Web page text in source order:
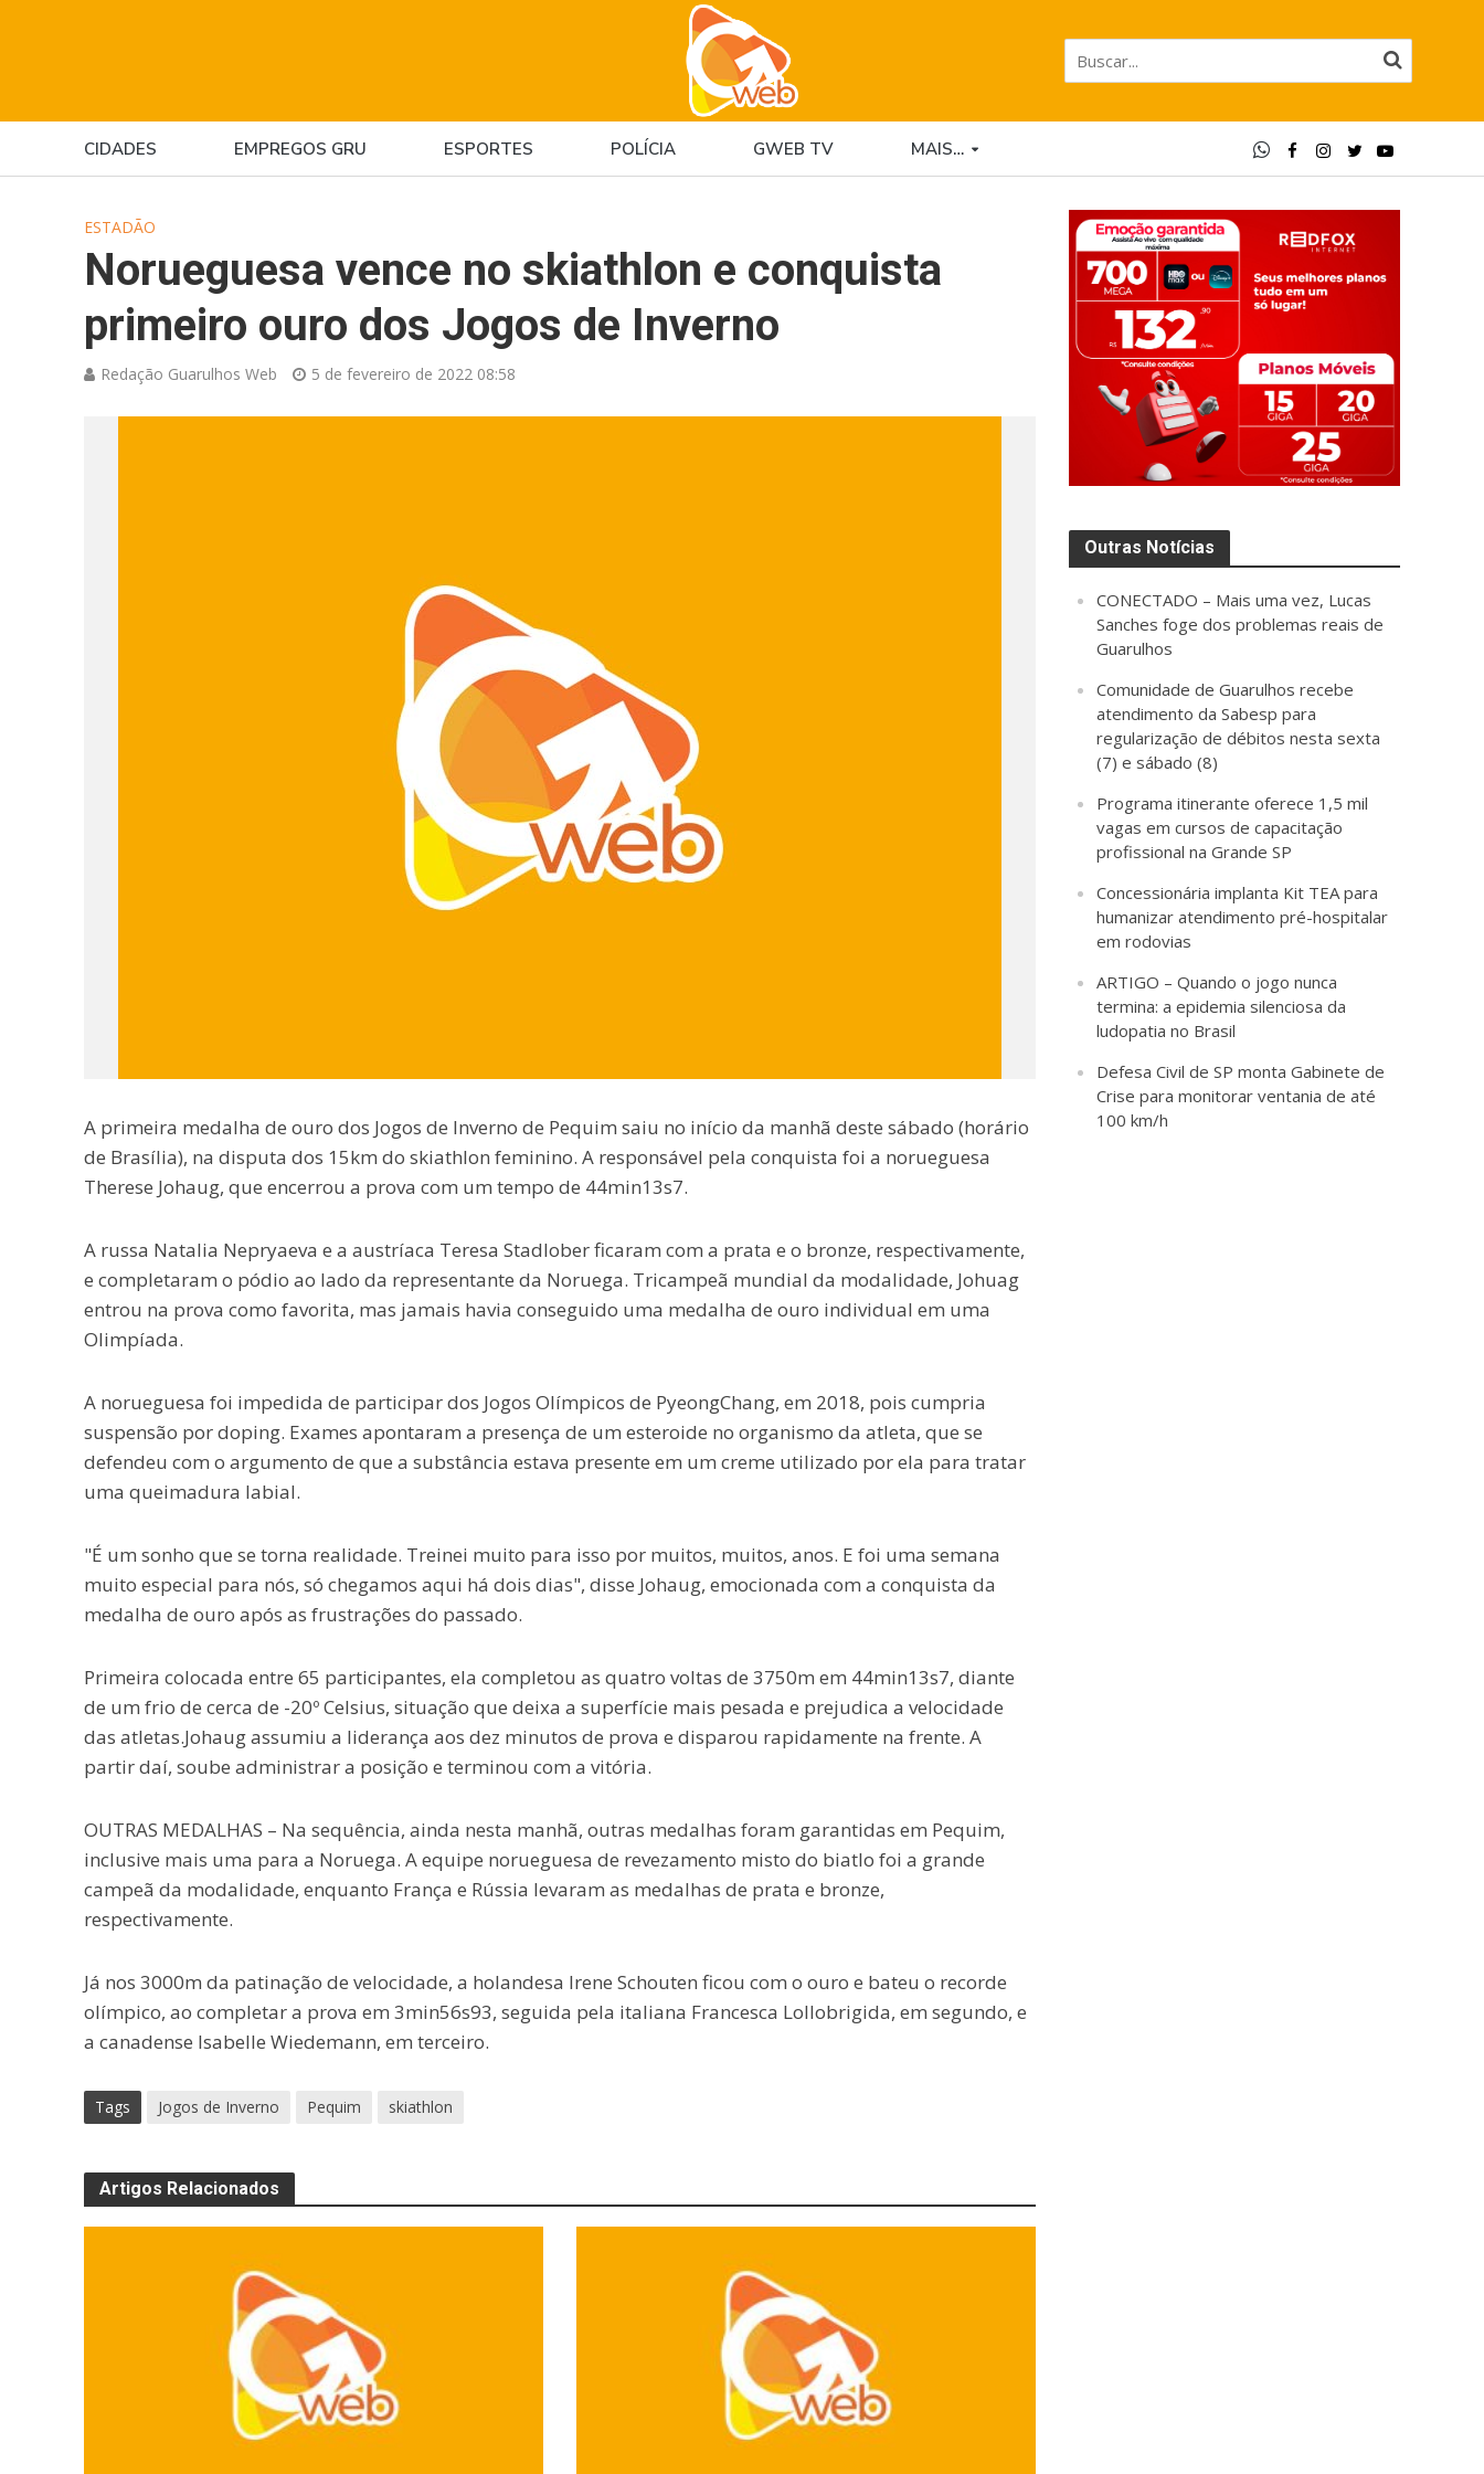
CIDADES EMPREGOS GRU ESPORTES POLÍCIA GWEB TV MAIS…
ESTADÃO
Norueguesa vence no skiathlon e conquista
primeiro ouro dos Jogos de Inverno
Redação Guarulhos Web 5 de fevereiro de 2022 08:58
A primeira medalha de ouro dos Jogos de Inverno de Pequim saiu no início da manhã deste sábado (horário
de Brasília), na disputa dos 15km do skiathlon feminino. A responsável pela conquista foi a norueguesa
Therese Johaug, que encerrou a prova com um tempo de 44min13s7.
A russa Natalia Nepryaeva e a austríaca Teresa Stadlober ficaram com a prata e o bronze, respectivamente,
e completaram o pódio ao lado da representante da Noruega. Tricampeã mundial da modalidade, Johuag
entrou na prova como favorita, mas jamais havia conseguido uma medalha de ouro individual em uma
Olimpíada.
A norueguesa foi impedida de participar dos Jogos Olímpicos de PyeongChang, em 2018, pois cumpria
suspensão por doping. Exames apontaram a presença de um esteroide no organismo da atleta, que se
defendeu com o argumento de que a substância estava presente em um creme utilizado por ela para tratar
uma queimadura labial.
"É um sonho que se torna realidade. Treinei muito para isso por muitos, muitos, anos. E foi uma semana
muito especial para nós, só chegamos aqui há dois dias", disse Johaug, emocionada com a conquista da
medalha de ouro após as frustrações do passado.
Primeira colocada entre 65 participantes, ela completou as quatro voltas de 3750m em 44min13s7, diante
de um frio de cerca de -20º Celsius, situação que deixa a superfície mais pesada e prejudica a velocidade
das atletas.Johaug assumiu a liderança aos dez minutos de prova e disparou rapidamente na frente. A
partir daí, soube administrar a posição e terminou com a vitória.
OUTRAS MEDALHAS – Na sequência, ainda nesta manhã, outras medalhas foram garantidas em Pequim,
inclusive mais uma para a Noruega. A equipe norueguesa de revezamento misto do biatlo foi a grande
campeã da modalidade, enquanto França e Rússia levaram as medalhas de prata e bronze,
respectivamente.
Já nos 3000m da patinação de velocidade, a holandesa Irene Schouten ficou com o ouro e bateu o recorde
olímpico, ao completar a prova em 3min56s93, seguida pela italiana Francesca Lollobrigida, em segundo, e
a canadense Isabelle Wiedemann, em terceiro.
Tags Jogos de Inverno Pequim skiathlon
Artigos Relacionados
Outras Notícias
CONECTADO – Mais uma vez, Lucas
Sanches foge dos problemas reais de
Guarulhos
Comunidade de Guarulhos recebe
atendimento da Sabesp para
regularização de débitos nesta sexta
(7) e sábado (8)
Programa itinerante oferece 1,5 mil
vagas em cursos de capacitação
profissional na Grande SP
Concessionária implanta Kit TEA para
humanizar atendimento pré-hospitalar
em rodovias
ARTIGO – Quando o jogo nunca
termina: a epidemia silenciosa da
ludopatia no Brasil
Defesa Civil de SP monta Gabinete de
Crise para monitorar ventania de até
100 km/h